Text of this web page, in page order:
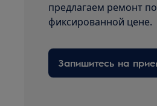
предлагаем ремонт по
фиксированной цене.